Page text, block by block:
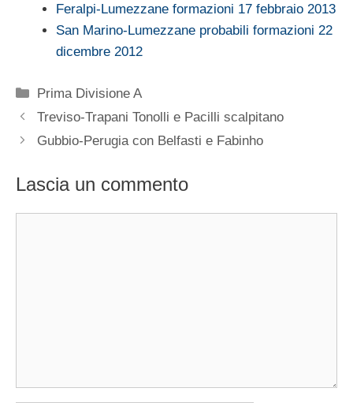
Feralpi-Lumezzane formazioni 17 febbraio 2013
San Marino-Lumezzane probabili formazioni 22
dicembre 2012
Categorie
Prima Divisione A
Treviso-Trapani Tonolli e Pacilli scalpitano
Gubbio-Perugia con Belfasti e Fabinho
Lascia un commento